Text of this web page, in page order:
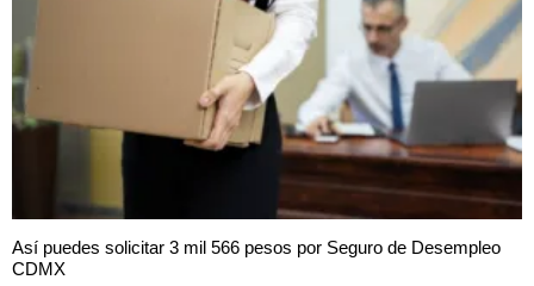
Así puedes solicitar 3 mil 566 pesos por Seguro de Desempleo
CDMX